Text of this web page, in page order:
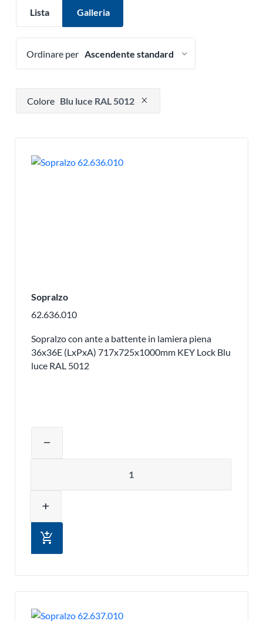
Lista Galleria
Ordinare per
Premere per rimuovere l'opzione filtro
Colore Blu luce RAL 5012
Sopralzo
62.636.010
Sopralzo con ante a battente in lamiera piena
36x36E (LxPxA) 717x725x1000mm KEY Lock Blu
luce RAL 5012
remove
add
add_shopping_cart